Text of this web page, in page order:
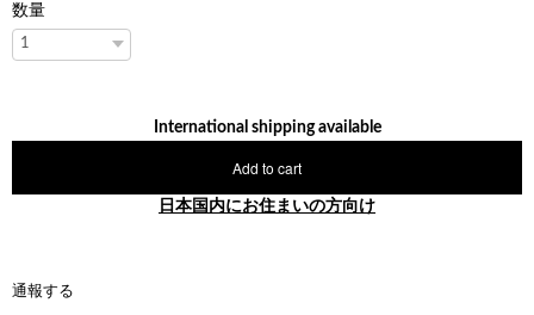
数量
International shipping available
Add to cart
日本国内にお住まいの方向け
通報する